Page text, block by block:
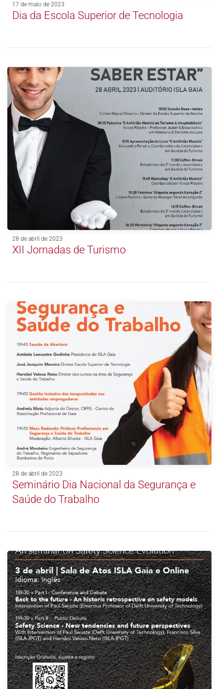
17 de maio de 2023
Dia da Escola Superior de Tecnologia
28 de abril de 2023
XII Jornadas de Turismo
28 de abril de 2023
Seminário Dia Nacional da Segurança e
Saúde do Trabalho